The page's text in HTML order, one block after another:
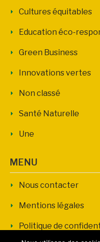
Cultures équitables
Education éco-
Green Business
Innovations vertes
Non classé
Santé Naturelle
Une
MENU
Nous contacter
Mentions légales
Politique de